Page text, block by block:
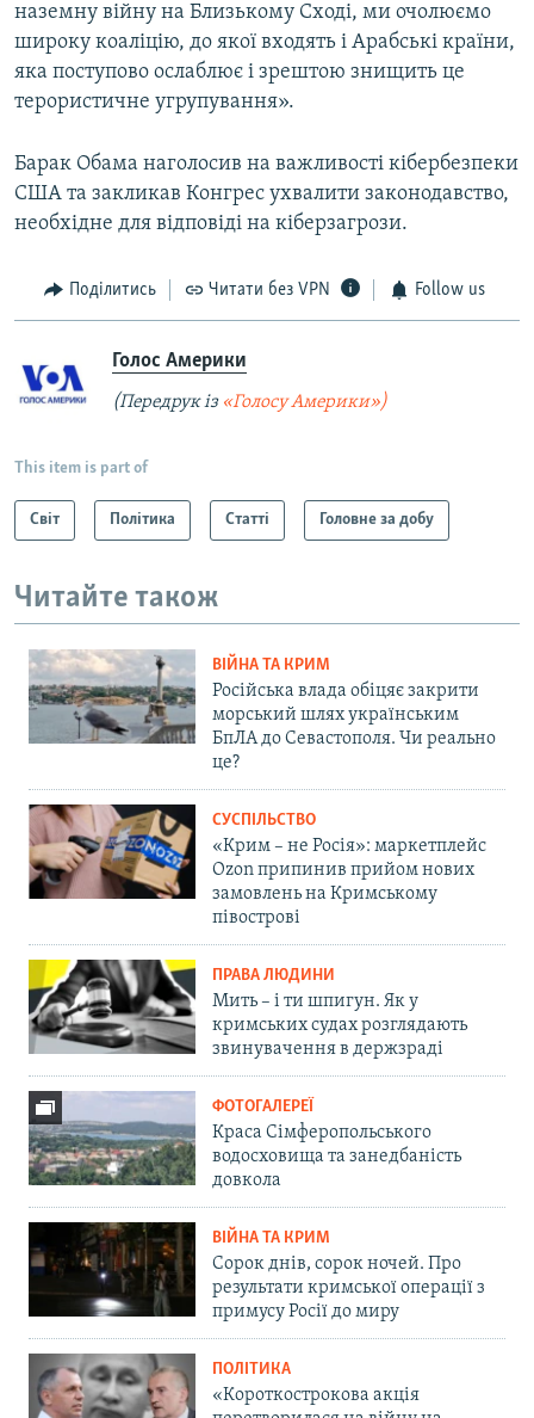
наземну війну на Близькому Сході, ми очолюємо
широку коаліцію, до якої входять і Арабські країни,
яка поступово ослаблює і зрештою знищить це
терористичне угрупування».
Барак Обама наголосив на важливості кібербезпеки
США та закликав Конгрес ухвалити законодавство,
необхідне для відповіді на кіберзагрози.
Поділитись Читати без VPN Follow us
Голос Америки
(Передрук із «Голосу Америки»)
This item is part of
Світ Політика Статті Головне за добу
Читайте також
ВІЙНА ТА КРИМ
Російська влада обіцяє закрити
морський шлях українським
БпЛА до Севастополя. Чи реально
це?
СУСПІЛЬСТВО
«Крим – не Росія»: маркетплейс
Ozon припинив прийом нових
замовлень на Кримському
півострові
ПРАВА ЛЮДИНИ
Мить – і ти шпигун. Як у
кримських судах розглядають
звинувачення в держзраді
ФОТОГАЛЕРЕЇ
Краса Сімферопольського
водосховища та занедбаність
довкола
ВІЙНА ТА КРИМ
Сорок днів, сорок ночей. Про
результати кримської операції з
примусу Росії до миру
ПОЛІТИКА
«Короткострокова акція